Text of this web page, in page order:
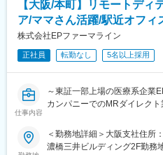
■働き方：
・残業5h程度
・勤務時間：17時～翌朝10時
※勤務終了後、当日17:00から
※必ず翌日以降（最短でも翌
・毎月15日までに希望日程を
に翌月のシフト表を配布する
くことが多いです。
受領した安全性情報（AE等）
タベースへの必要情報の入力お
・品質・生産性・プロジェクト
・チーム支援・リーダーシップ
・社内外の関係者とのコミュ
【同社の魅力】
■世界100か国以上に展開・進
IQVIAは世界中のどんな会社
ピード」を両立する仕組みを
【大阪/本町】リモートデ
ア/ママさん活躍/駅近オフィ
株式会社EPファーマライン
正社員 転勤なし 5名以上採用
仕事内容
～東証一部上場の医療系企業
カンパニーでのMRダイレクト
クライアント企業（医薬品・
テムや電話、メールなどを通
＜勤務地詳細＞大阪支社住所
濃橋三井ビルディング2F勤務